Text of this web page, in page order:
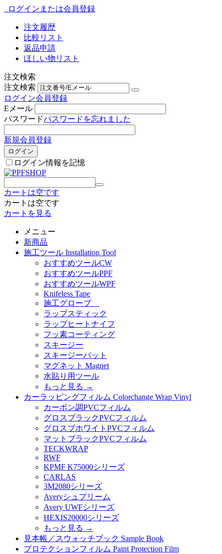
ログインまたは会員登録
注文履歴
比較リスト
返品申請
ほしい物リスト
注文検索
注文検索
ログイン会員登録
Eメール
パスワードパスワードを忘れました
新規会員登録
ログイン
ログイン情報を記憶
カートは空です
カートは空です
カートを見る
メニュー
新商品
施工ツール Installation Tool
おすすめツールCW
おすすめツールPPF
おすすめツールWPF
Knifeless Tape
施工グローブ
ラップスティック
ラップヒートナイフ
フッ素コーティング
スキージー
スキージーパット
マグネット Magnet
水貼り用ツール
もっと見る →
カーラッピングフィルム Colorchange Wrap Vinyl
カーボン調PVCフィルム
グロスブラックPVCフィルム
グロスブホワイトPVCフィルム
マットブラックPVCフィルム
TECKWRAP
RWF
KPMF K75000シリーズ
CARLAS
3M2080シリーズ
Averyシュプリーム
Avery UWFシリーズ
HEXIS20000シリーズ
もっと見る →
見本帳／スウォッチブック Sample Book
プロテクションフィルム Paint Protection Film